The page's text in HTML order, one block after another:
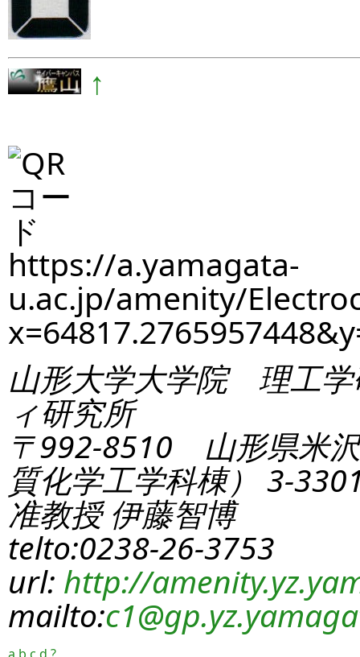
↑
https://a.yamagata-
u.ac.jp/amenity/
山形大学大学院 理工学
ィ研究所
〒992-8510 山形県米
質化学工学科棟） 3-
准教授 伊藤智博
telto:0238-26-3753
url: http://
mailto:c1